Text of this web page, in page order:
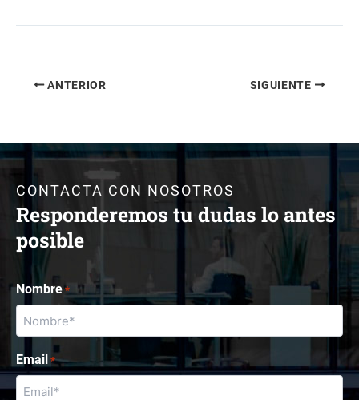
ANTERIOR SIGUIENTE
CONTACTA CON NOSOTROS
Responderemos tu dudas lo antes
posible
Nombre *
Email *